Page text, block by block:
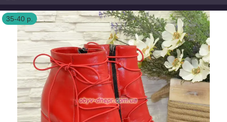
35-40 р.